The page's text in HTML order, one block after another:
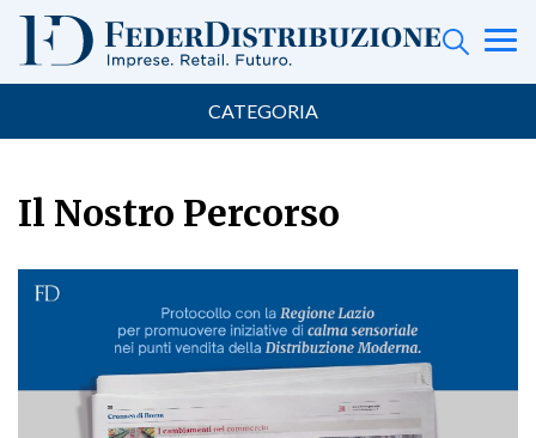
CATEGORIA
Il Nostro Percorso